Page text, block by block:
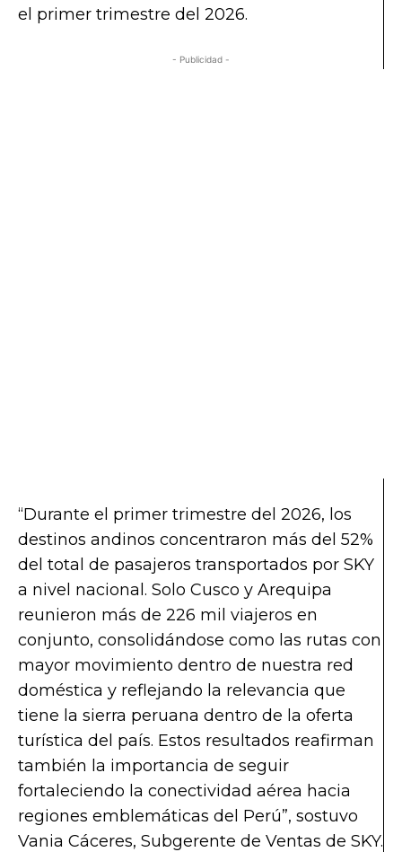
el primer trimestre del 2026.
- Publicidad -
“Durante el primer trimestre del 2026, los
destinos andinos concentraron más del 52%
del total de pasajeros transportados por SKY
a nivel nacional. Solo Cusco y Arequipa
reunieron más de 226 mil viajeros en
conjunto, consolidándose como las rutas con
mayor movimiento dentro de nuestra red
doméstica y reflejando la relevancia que
tiene la sierra peruana dentro de la oferta
turística del país. Estos resultados reafirman
también la importancia de seguir
fortaleciendo la conectividad aérea hacia
regiones emblemáticas del Perú”, sostuvo
Vania Cáceres, Subgerente de Ventas de SKY.